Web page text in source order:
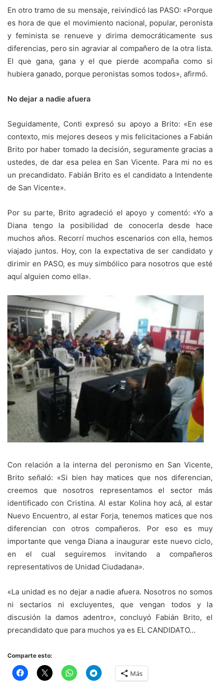
En otro tramo de su mensaje, reivindicó las PASO: «Porque
es hora de que el movimiento nacional, popular, peronista
y feminista se renueve y dirima democráticamente sus
diferencias, pero sin agraviar al compañero de la otra lista.
El que gana, gana y el que pierde acompaña como si
hubiera ganado, porque peronistas somos todos», afirmó.
No dejar a nadie afuera
Seguidamente, Conti expresó su apoyo a Brito: «En ese
contexto, mis mejores deseos y mis felicitaciones a Fabián
Brito por haber tomado la decisión, seguramente gracias a
ustedes, de dar esa pelea en San Vicente. Para mi no es
un precandidato. Fabián Brito es el candidato a Intendente
de San Vicente».
Por su parte, Brito agradeció el apoyo y comentó: «Yo a
Diana tengo la posibilidad de conocerla desde hace
muchos años. Recorrí muchos escenarios con ella, hemos
viajado juntos. Hoy, con la expectativa de ser candidato y
dirimir en PASO, es muy simbólico para nosotros que esté
aquí alguien como ella».
Con relación a la interna del peronismo en San Vicente,
Brito señaló: «Si bien hay matices que nos diferencian,
creemos que nosotros representamos el sector más
identificado con Cristina. Al estar Kolina hoy acá, al estar
Nuevo Encuentro, al estar Forja, tenemos matices que nos
diferencian con otros compañeros. Por eso es muy
importante que venga Diana a inaugurar este nuevo ciclo,
en el cual seguiremos invitando a compañeros
representativos de Unidad Ciudadana».
«La unidad es no dejar a nadie afuera. Nosotros no somos
ni sectarios ni excluyentes, que vengan todos y la
discusión la damos adentro», concluyó Fabián Brito, el
precandidato que para muchos ya es EL CANDIDATO…
Comparte esto:
Más